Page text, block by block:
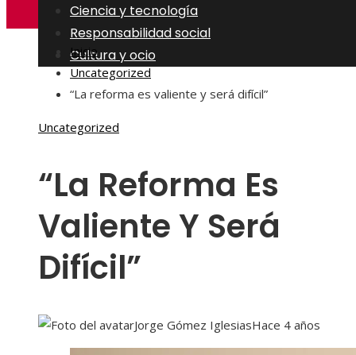
Ciencia y tecnología
Responsabilidad social
Cultura y ocio
Inicio
Uncategorized
“La reforma es valiente y será difícil”
Uncategorized
“La Reforma Es
Valiente Y Será
Difícil”
Jorge Gómez IglesiasHace 4 años